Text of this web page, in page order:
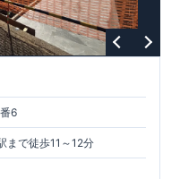
6
まで徒歩11～12分